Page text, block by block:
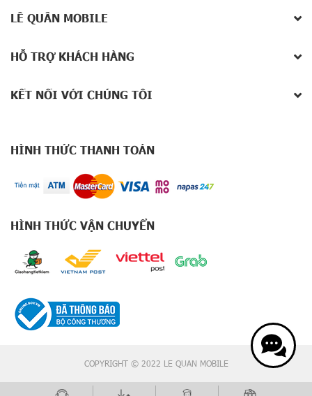
LÊ QUÂN MOBILE
HỖ TRỢ KHÁCH HÀNG
KẾT NỐI VỚI CHÚNG TÔI
HÌNH THỨC THANH TOÁN
HÌNH THỨC VẬN CHUYỂN
COPYRIGHT © 2022 LE QUAN MOBILE